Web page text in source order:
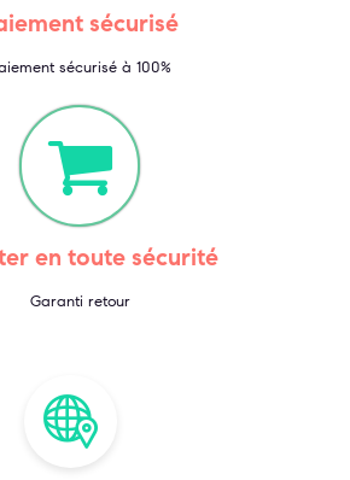
sécurisé
sécurisé à 100%
en toute sécurité
Garanti retour